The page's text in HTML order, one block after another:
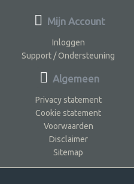
Mijn Account
Inloggen
Support / Ondersteuning
Algemeen
Privacy statement
Cookie statement
Voorwaarden
Disclaimer
Sitemap